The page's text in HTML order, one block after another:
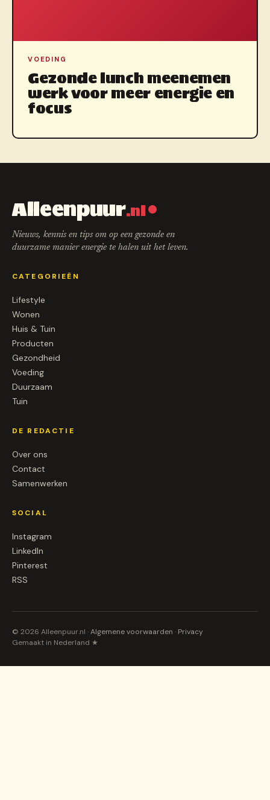
VOEDING
Gezonde lunch meenemen
werk voor meer energie en
focus
Alleenpuur.nl
Nieuws, kennis en tips om op een gezonde en
duurzame manier energie te halen uit het leven.
CATEGORIEËN
Lifestyle
Wonen
Huis & Tuin
Producten
Gezondheid
Voeding
Duurzaam
Tuin
DE REDACTIE
Over ons
Contact
Samenwerken
SOCIAL
Instagram
LinkedIn
Pinterest
RSS
© 2026 Alleenpuur.nl ·Algemene voorwaarden · Privacy
Gemaakt in Nederland ★